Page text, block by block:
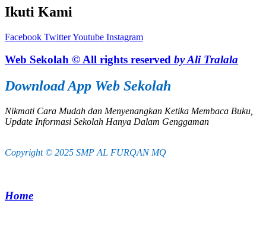
Ikuti Kami
Facebook TwitterYoutube Instagram
Web Sekolah © All rights reserved by Ali Tralala
Download App Web Sekolah
Nikmati Cara Mudah dan Menyenangkan Ketika Membaca Buku,
Update Informasi Sekolah Hanya Dalam Genggaman
Copyright © 2025 SMP AL FURQAN MQ
Home